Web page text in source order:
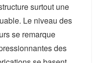
surtout une
Le niveau des
se remarque
des